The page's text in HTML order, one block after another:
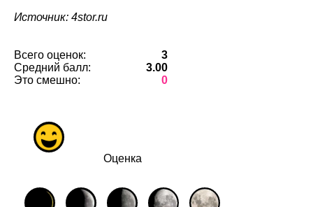
Источник: 4stor.ru
Всего оценок:
3
Средний балл:
3.00
Это смешно:
0
Оценка